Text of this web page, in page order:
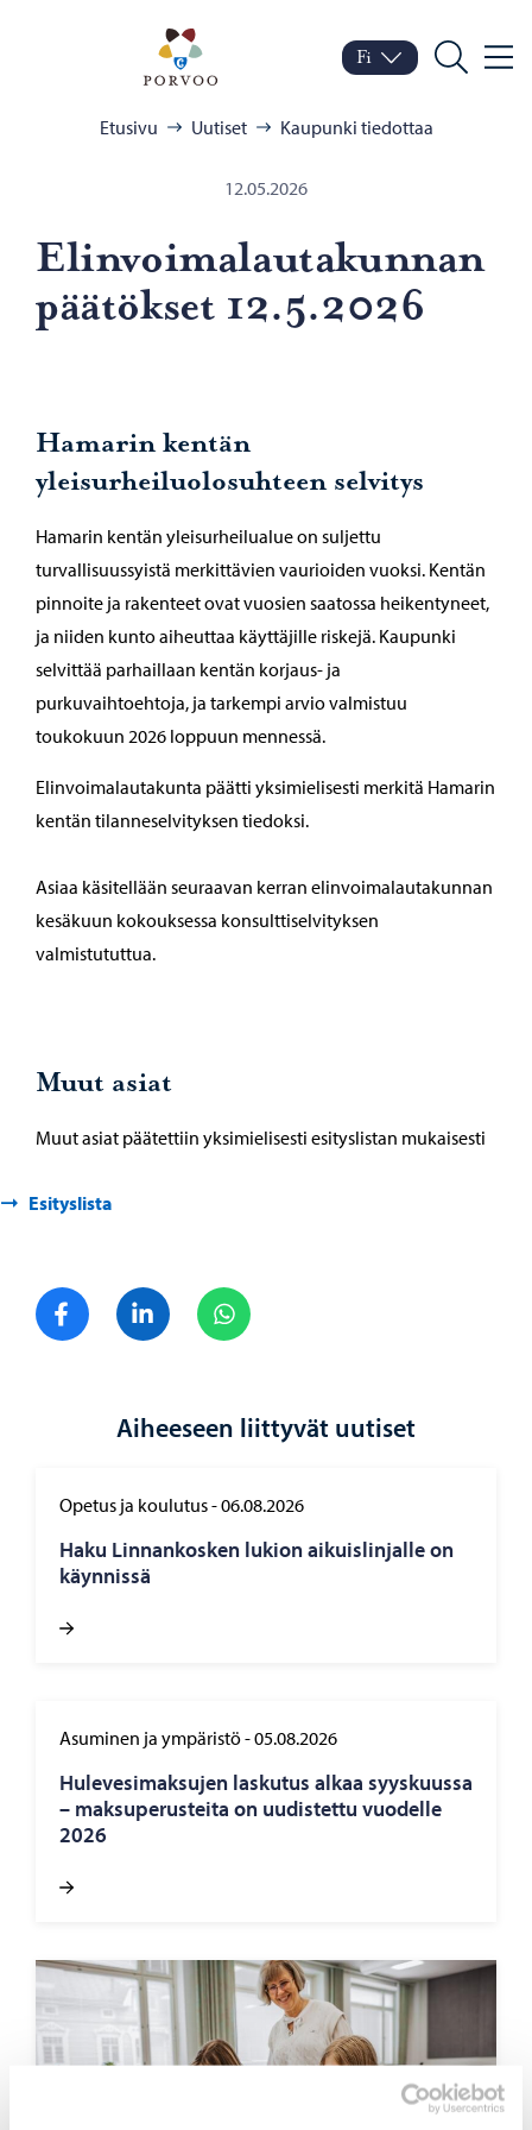
Porvoo – Siirry
Vaihda kieltä
Nykyinen kieli: Suomi
Fi
Hae
Etusivu Uutiset Kaupunki tiedottaa
12.05.2026
Elin­voi­ma­lau­ta­kun­nan
pää­tök­set 12.5.2026
Hamarin kentän
yleisurheiluolosuhteen selvitys
Hamarin kentän yleisurheilualue on suljettu
turvallisuussyistä merkittävien vaurioiden vuoksi. Kentän
pinnoite ja rakenteet ovat vuosien saatossa heikentyneet,
ja niiden kunto aiheuttaa käyttäjille riskejä. Kaupunki
selvittää parhaillaan kentän korjaus- ja
purkuvaihtoehtoja, ja tarkempi arvio valmistuu
toukokuun 2026 loppuun mennessä.
Elinvoimalautakunta päätti yksimielisesti merkitä Hamarin
kentän tilanneselvityksen tiedoksi.
Asiaa käsitellään seuraavan kerran elinvoimalautakunnan
kesäkuun kokouksessa konsulttiselvityksen
valmistututtua.
Muut asiat
Muut asiat päätettiin yksimielisesti esityslistan mukaisesti
Esityslista
Jaa FacebookJaa LinkedIn
Aiheeseen liittyvät uutiset
Opetus ja koulutus-06.08.2026
Haku Lin­nan­kos­ken lu­kion ai­kuis­lin­jal­le on
käyn­nis­sä
Asuminen ja ympäristö-05.08.2026
Hu­le­ve­si­mak­su­jen las­ku­tus alkaa syys­kuus­sa
– mak­su­pe­rus­tei­ta on uu­dis­tet­tu vuo­del­le
2026